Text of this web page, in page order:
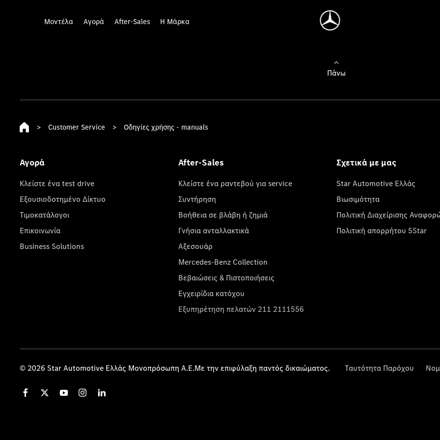
Μοντέλα Αγορά After-Sales Η Μάρκα
Πάνω
> Customer Service > Οδηγίες χρήσης - manuals
Αγορά
Κλείστε ένα test drive
Εξουσιοδοτημένο Δίκτυο
Τιμοκατάλογοι
Επικοινωνία
Business Solutions
After-Sales
Κλείστε ένα ραντεβού για service
Συντήρηση
Βοήθεια σε βλάβη ή ζημιά
Γνήσια ανταλλακτικά
Αξεσουάρ
Mercedes-Benz Collection
Βεβαιώσεις & Πιστοποιήσεις
Εγχειρίδια κατόχου
Εξυπηρέτηση πελατών 211 2111556
Σχετικά με μας
Star Automotive Ελλάς
Βιωσιμότητα
Πολιτική Διαχείρισης
Πολιτική απορρήτου 5Star
© 2026 Star Automotive Ελλάς Μονοπρόσωπη Α.Ε.Με την επιφύλαξη παντός δικαιώματος. Ταυτότητα Παρόχου